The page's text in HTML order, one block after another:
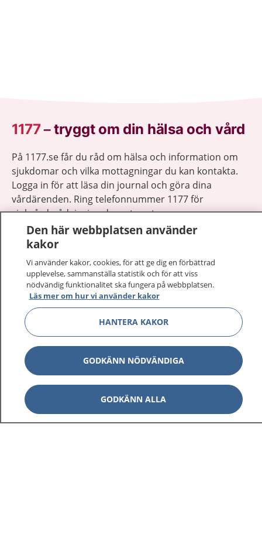
1177–tryggt om din hälsa och vård
På 1177.se får du råd om hälsa och information om
sjukdomar och vilka mottagningar du kan kontakta.
Logga in för att läsa din journal och göra dina
vårdärenden. Ring telefonnummer 1177 för
sjukvårdsrådgivning dygnet runt.
1177 ger dig råd när du vill må bättre.
1177 på flera språk
Om 1177 Visa
Kontakt Visa
Behandling av personuppgifter
Den här webbplatsen använder
kakor
Vi använder kakor, cookies, för att ge dig en förbättrad
upplevelse, sammanställa statistik och för att viss
nödvändig funktionalitet ska fungera på webbplatsen.
Läs mer om hur vi använder kakor
HANTERA KAKOR
GODKÄNN NÖDVÄNDIGA
GODKÄNN ALLA